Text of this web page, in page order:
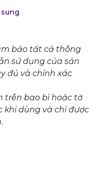
bảo tất cả thông
sử dụng của sản
đủ và chính xác
trên bao bì hoặc tờ
khi dùng và chỉ được